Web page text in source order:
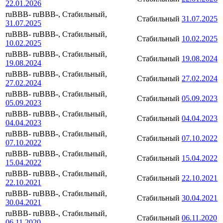
22.01.2026
ruBBB- ruBBB-, Стабильный,
31.07.2025
Стабильный 31.07.2025
ruBBB- ruBBB-, Стабильный,
10.02.2025
Стабильный 10.02.2025
ruBBB- ruBBB-, Стабильный,
19.08.2024
Стабильный 19.08.2024
ruBBB- ruBBB-, Стабильный,
27.02.2024
Стабильный 27.02.2024
ruBBB- ruBBB-, Стабильный,
05.09.2023
Стабильный 05.09.2023
ruBBB- ruBBB-, Стабильный,
04.04.2023
Стабильный 04.04.2023
ruBBB- ruBBB-, Стабильный,
07.10.2022
Стабильный 07.10.2022
ruBBB- ruBBB-, Стабильный,
15.04.2022
Стабильный 15.04.2022
ruBBB- ruBBB-, Стабильный,
22.10.2021
Стабильный 22.10.2021
ruBBB- ruBBB-, Стабильный,
30.04.2021
Стабильный 30.04.2021
ruBBB- ruBBB-, Стабильный,
Стабильный 06.11.2020